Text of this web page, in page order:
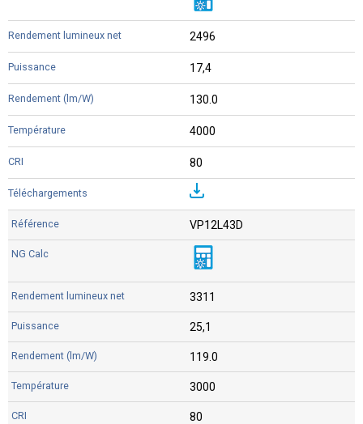
2496
17,4
130.0
4000
80
VP12L43D
3311
25,1
119.0
3000
80